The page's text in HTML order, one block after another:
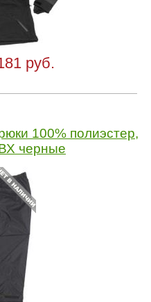
руб.
100% полиэстер,
черные